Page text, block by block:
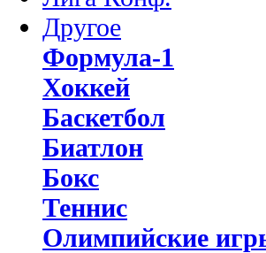
Другое
Формула-1
Хоккей
Баскетбол
Биатлон
Бокс
Теннис
Олимпийские